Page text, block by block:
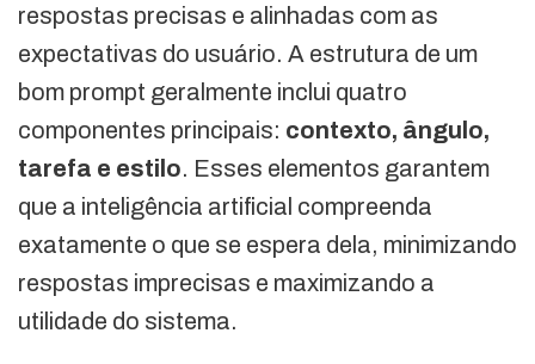
respostas precisas e alinhadas com as
expectativas do usuário. A estrutura de um
bom prompt geralmente inclui quatro
componentes principais: contexto, ângulo,
tarefa e estilo. Esses elementos garantem
que a inteligência artificial compreenda
exatamente o que se espera dela, minimizando
respostas imprecisas e maximizando a
utilidade do sistema.